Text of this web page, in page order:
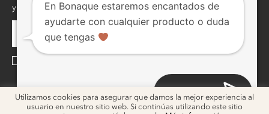
y mucho más ! inscribite, seguro te va a interesar !
ig ig
2026 © Bonaque. DiseñoMelon Blanc
Utilizamos cookies para asegurar que damos la mejor experiencia al
usuario en nuestro sitio web. Si continúas utilizando este sitio
Abrir chat
En Bonaque estaremos encantados de
ayudarte con cualquier producto o duda
que tengas